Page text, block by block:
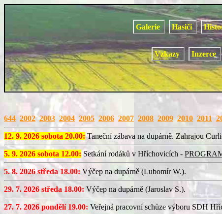
Galerie Hasiči
Vzkazy Inzerce
644 2002 2003 2004 2005 2006 2007 2008 2009 2010 2011
12. 9. 2026 sobota 20.00:Taneční zábava na dupárně. Zahrajou
5. 9. 2026 sobota 12.00: Setkání rodáků v Hříchovicích -
5. 8. 2026 středa 18.00: Výčep na dupárně (Lubomír W.).
29. 7. 2026 středa 18.00: Výčep na dupárně (Jaroslav S.).
27. 7. 2026 pondělí 19.00: Veřejná pracovní schůze výboru SDH